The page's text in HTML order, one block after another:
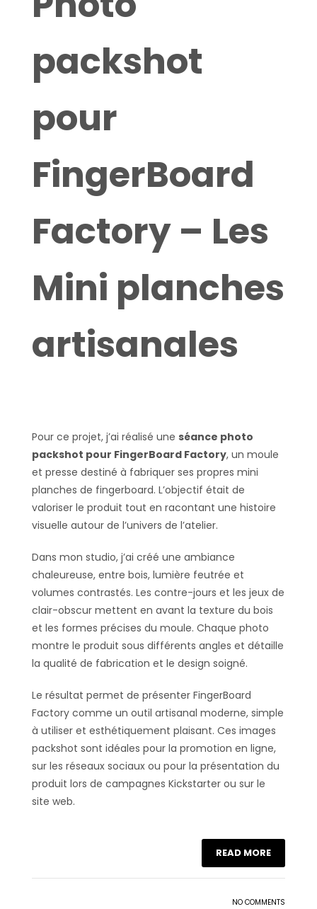
packshot
pour
FingerBoard
Factory – Les
Mini planches
artisanales
Pour ce projet, j’ai réalisé une séance photo
packshot pour FingerBoard Factory, un moule
et presse destiné à fabriquer ses propres mini
planches de fingerboard. L’objectif était de
valoriser le produit tout en racontant une histoire
visuelle autour de l’univers de l’atelier.
Dans mon studio, j’ai créé une ambiance
chaleureuse, entre bois, lumière feutrée et
volumes contrastés. Les contre-jours et les jeux de
clair-obscur mettent en avant la texture du bois
et les formes précises du moule. Chaque photo
montre le produit sous différents angles et détaille
la qualité de fabrication et le design soigné.
Le résultat permet de présenter FingerBoard
Factory comme un outil artisanal moderne, simple
à utiliser et esthétiquement plaisant. Ces images
packshot sont idéales pour la promotion en ligne,
sur les réseaux sociaux ou pour la présentation du
produit lors de campagnes Kickstarter ou sur le
site web.
READ MORE
NO COMMENTS